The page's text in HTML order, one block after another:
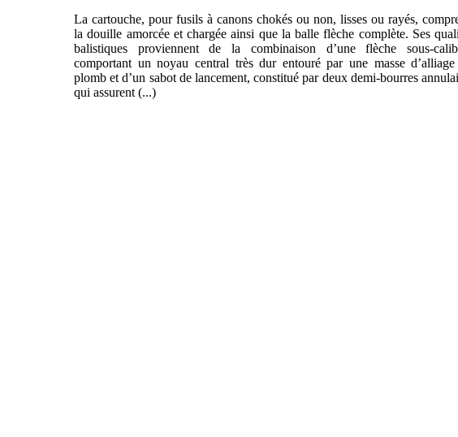
La cartouche, pour fusils à canons chokés ou non, lisses ou rayés,
la douille amorcée et chargée ainsi que la balle flèche complète. Ses
balistiques proviennent de la combinaison d’une flèche sous-
comportant un noyau central très dur entouré par une masse
plomb et d’un sabot de lancement, constitué par deux demi-bourres
qui assurent (...)